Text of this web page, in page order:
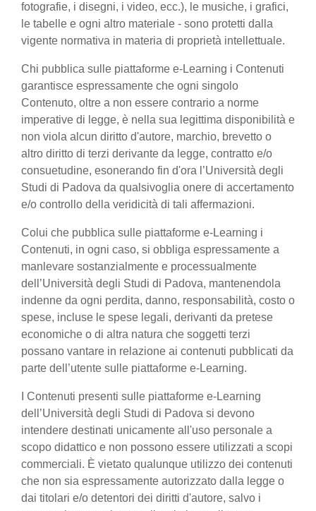
fotografie, i disegni, i video, ecc.), le musiche, i grafici,
le tabelle e ogni altro materiale - sono protetti dalla
vigente normativa in materia di proprietà intellettuale.
Chi pubblica sulle piattaforme e-Learning i Contenuti
garantisce espressamente che ogni singolo
Contenuto, oltre a non essere contrario a norme
imperative di legge, è nella sua legittima disponibilità e
non viola alcun diritto d'autore, marchio, brevetto o
altro diritto di terzi derivante da legge, contratto e/o
consuetudine, esonerando fin d'ora l’Università degli
Studi di Padova da qualsivoglia onere di accertamento
e/o controllo della veridicità di tali affermazioni.
Colui che pubblica sulle piattaforme e-Learning i
Contenuti, in ogni caso, si obbliga espressamente a
manlevare sostanzialmente e processualmente
dell’Università degli Studi di Padova, mantenendola
indenne da ogni perdita, danno, responsabilità, costo o
spese, incluse le spese legali, derivanti da pretese
economiche o di altra natura che soggetti terzi
possano vantare in relazione ai contenuti pubblicati da
parte dell’utente sulle piattaforme e-Learning.
I Contenuti presenti sulle piattaforme e-Learning
dell’Università degli Studi di Padova si devono
intendere destinati unicamente all'uso personale a
scopo didattico e non possono essere utilizzati a scopi
commerciali. È vietato qualunque utilizzo dei contenuti
che non sia espressamente autorizzato dalla legge o
dai titolari e/o detentori dei diritti d'autore, salvo i